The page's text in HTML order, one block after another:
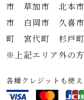
市 草加市 北本
市 白岡市 久喜
町 宮代町 杉戸
※上記エリア外の
各種クレジットも使